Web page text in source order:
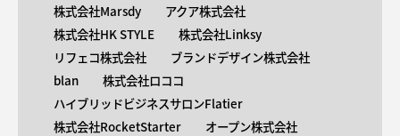
株式会社Marsdy
アクア株式会社
株式会社HK STYLE
株式会社Linksy
リフェコ株式会社
ブランドデザイン株式会社
blan
株式会社ロココ
ハイブリッドビジネスサロンFlatier
株式会社RocketStarter
オープン株式会社